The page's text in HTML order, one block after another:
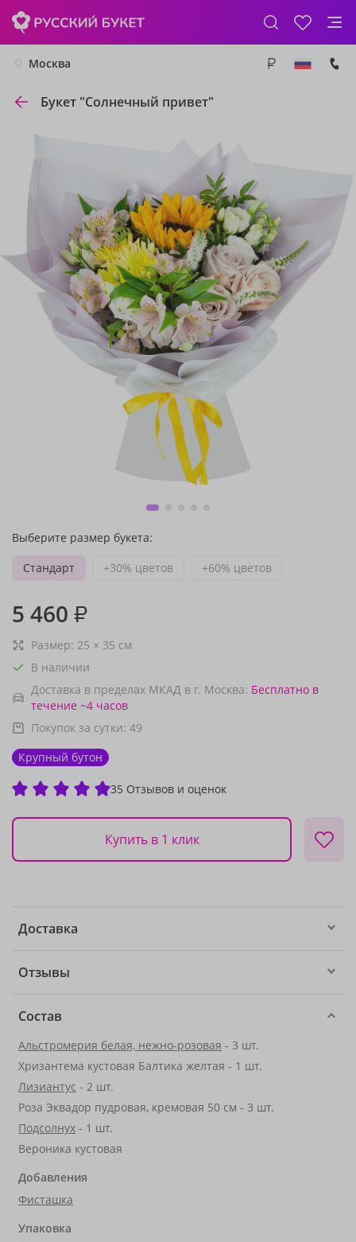
Москва
Букет "Солнечный привет"
Выберите размер букета:
Стандарт
+30% цветов +60% цветов
5 460 ₽
Размер: 25 × 35 см
В наличии
Доставка в пределах МКАД в г. Москва: Бесплатно в
течение ~4 часов
Покупок за сутки: 49
Крупный бутон
35 Отзывов и оценок
Купить в 1 клик
Доставка
Отзывы
Состав
Альстромерия белая, нежно-розовая - 3 шт.
Хризантема кустовая Балтика желтая - 1 шт.
Лизиантус - 2 шт.
Роза Эквадор пудровая, кремовая 50 см - 3 шт.
Подсолнух - 1 шт.
Вероника кустовая
Добавления
Фисташка
Упаковка